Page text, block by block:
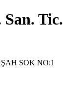
Tic.
SOK NO:1